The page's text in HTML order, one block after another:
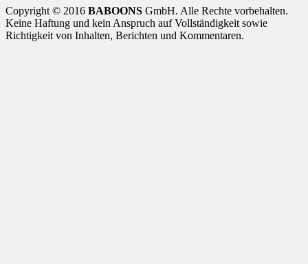
Copyright © 2016 BABOONS GmbH. Alle Rechte vorbehalten.
Keine Haftung und kein Anspruch auf Vollständigkeit sowie
Richtigkeit von Inhalten, Berichten und Kommentaren.